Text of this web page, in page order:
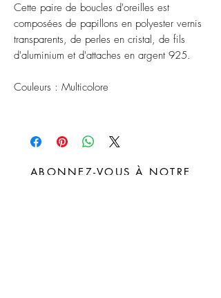
Cette paire de boucles d'oreilles est
composées de papillons en polyester vernis
transparents, de perles en cristal, de fils
d'aluminium et d'attaches en argent 925.
Couleurs : Multicolore
ABONNEZ-VOUS À NOTRE